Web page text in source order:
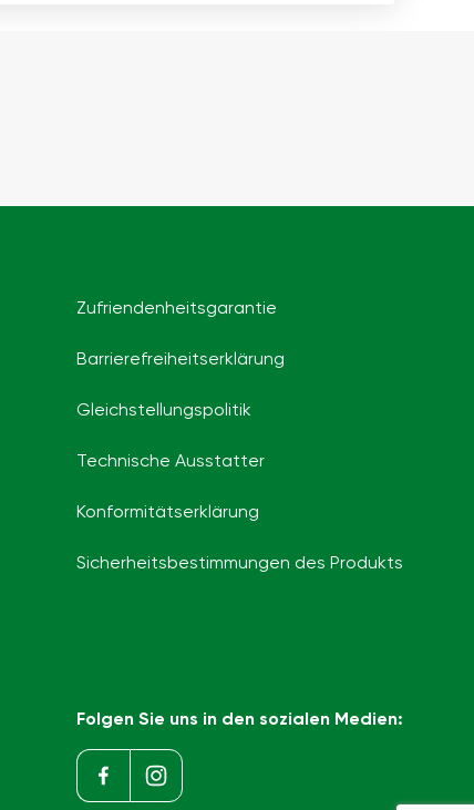
Zufriendenheitsgarantie
Barrierefreiheits­erklärung
Gleichstellungspolitik
Technische Ausstatter
Konformitätserklärung
Sicherheitsbestimmungen des Produkts
Folgen Sie uns in den sozialen Medien: